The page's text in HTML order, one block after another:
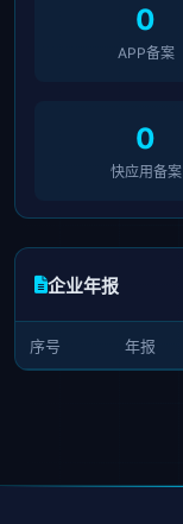
0
APP备案
0
快应用备案
企业年报
序号 年报